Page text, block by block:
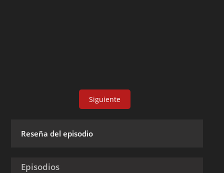
Siguiente
Reseña del episodio
Episodios